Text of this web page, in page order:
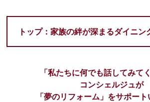
トップ：家族の絆が深まるダイニン
「私たちに何でも話してみて
コンシェルジュが
「夢のリフォーム」をサポー